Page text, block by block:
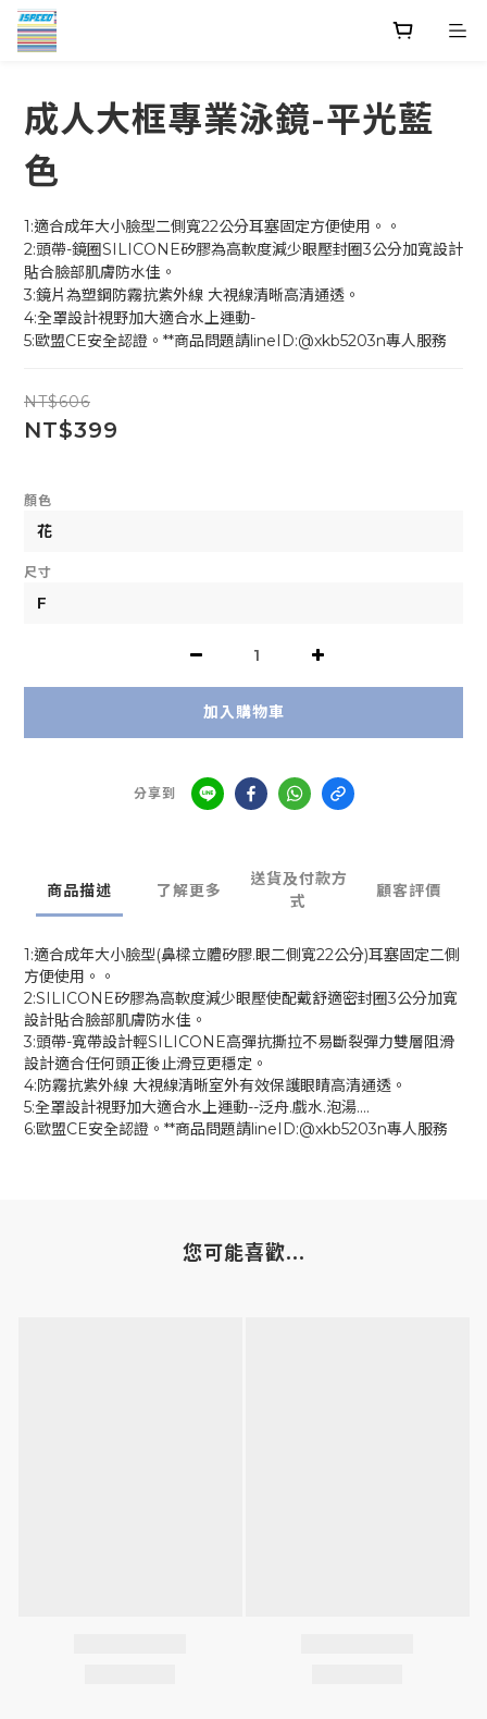
成人大框專業泳鏡-平光藍
色
1:適合成年大小臉型二側寬22公分耳塞固定方便使用。。
2:頭帶-鏡圈SILICONE矽膠為高軟度減少眼壓封圈3公分加寬設計
貼合臉部肌膚防水佳。
3:鏡片為塑鋼防霧抗紫外線 大視線清晰高清通透。
4:全罩設計視野加大適合水上運動-
5:歐盟CE安全認證。**商品問題請lineID:@xkb5203n專人服務
NT$606
NT$399
顏色
尺寸
加入購物車
分享到
商品描述 了解更多
送貨及付款方
式
顧客評價
1:適合成年大小臉型(鼻樑立體矽膠.眼二側寬22公分)耳塞固定二側
方便使用。。
2:SILICONE矽膠為高軟度減少眼壓使配戴舒適密封圈3公分加寬
設計貼合臉部肌膚防水佳。
3:頭帶-寬帶設計輕SILICONE高彈抗撕拉不易斷裂彈力雙層阻滑
設計適合任何頭正後止滑豆更穩定。
4:防霧抗紫外線 大視線清晰室外有效保護眼睛高清通透。
5:全罩設計視野加大適合水上運動--泛舟.戲水.泡湯....
6:歐盟CE安全認證。**商品問題請lineID:@xkb5203n專人服務
您可能喜歡...